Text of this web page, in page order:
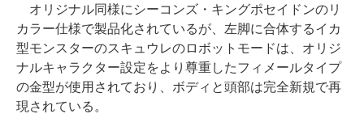
オリジナル同様にシーコンズ・キングポセイドンのリ
カラー仕様で製品化されているが、左脚に合体するイカ
型モンスターのスキュウレのロボットモードは、オリジ
ナルキャラクター設定をより尊重したフィメールタイプ
の金型が使用されており、ボディと頭部は完全新規で再
現されている。